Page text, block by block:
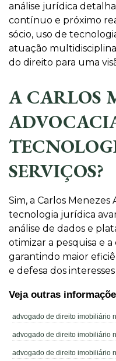
análise jurídica
contínuo e próximo
sócio, uso de
atuação
do direito para uma
A CARLOS
SERVIÇOS?
Sim, a Carlos
tecnologia jurídica
análise de dados e
otimizar a pesquisa e
garantindo maior
e defesa dos
Veja outras
advogado de direito imobiliário
advogado de direito imobiliário
advogado de direito imobiliário